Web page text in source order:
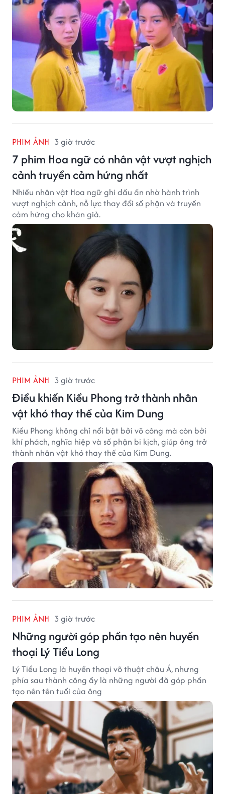
PHIM ẢNH 3 giờ trước
7 phim Hoa ngữ có nhân vật vượt nghịch
cảnh truyền cảm hứng nhất
Nhiều nhân vật Hoa ngữ ghi dấu ấn nhờ hành trình
vượt nghịch cảnh, nỗ lực thay đổi số phận và truyền
cảm hứng cho khán giả.
PHIM ẢNH 3 giờ trước
Điều khiến Kiều Phong trở thành nhân
vật khó thay thế của Kim Dung
Kiều Phong không chỉ nổi bật bởi võ công mà còn bởi
khí phách, nghĩa hiệp và số phận bi kịch, giúp ông trở
thành nhân vật khó thay thế của Kim Dung.
PHIM ẢNH 3 giờ trước
Những người góp phần tạo nên huyền
thoại Lý Tiểu Long
Lý Tiểu Long là huyền thoại võ thuật châu Á, nhưng
phía sau thành công ấy là những người đã góp phần
tạo nên tên tuổi của ông